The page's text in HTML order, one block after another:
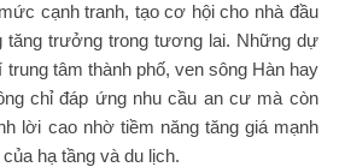
cạnh tranh, tạo cơ hội cho nhà đầu
tăng trưởng trong tương lai. Những dự
tâm thành phố, ven sông Hàn hay
chỉ đáp ứng nhu cầu an cư mà còn
lời cao nhờ tiềm năng tăng giá mạnh
hạ tầng và du lịch.